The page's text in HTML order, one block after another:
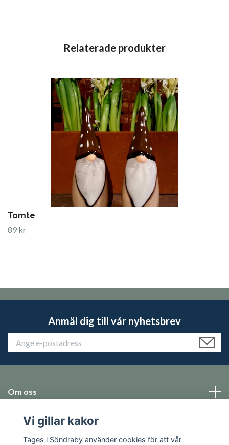
Tomte
89 kr
Anmäl dig till vår nyhetsbrev
Om oss
Emballage
Vi gillar kakor
Tages i Söndraby använder cookies för att vår